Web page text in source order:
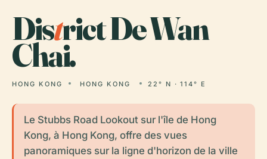
District De Wan
Chai.
HONG KONG HONG KONG 22° N · 114° E
Le Stubbs Road Lookout sur l'île de Hong
Kong, à Hong Kong, offre des vues
panoramiques sur la ligne d'horizon de la ville